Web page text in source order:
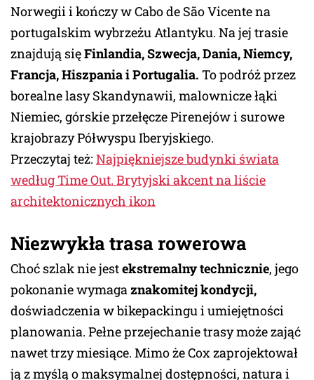
Norwegii i kończy w Cabo de São Vicente na
portugalskim wybrzeżu Atlantyku. Na jej trasie
znajdują sięFinlandia, Szwecja, Dania, Niemcy,
Francja, Hiszpania i Portugalia. To podróż przez
borealne lasy Skandynawii, malownicze łąki
Niemiec, górskie przełęcze Pirenejów i surowe
krajobrazy Półwyspu Iberyjskiego.
Przeczytaj też: Najpiękniejsze budynki świata
według Time Out. Brytyjski akcent na liście
architektonicznych ikon
Niezwykła trasa rowerowa
Choć szlak nie jestekstremalny technicznie, jego
pokonanie wymagaznakomitej kondycji,
doświadczenia w bikepackingu i umiejętności
planowania. Pełne przejechanie trasy może zająć
nawet trzy miesiące. Mimo że Cox zaprojektował
ją z myślą o maksymalnej dostępności, natura i